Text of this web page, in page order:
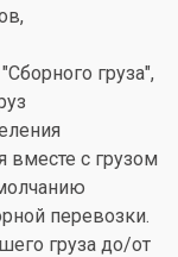
груза",
вместе с грузом
перевозки.
груза до/от